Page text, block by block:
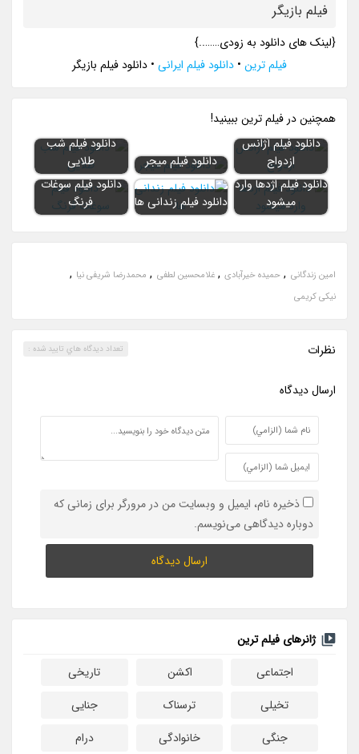
فیلم بازیگر
{لینک های دانلود به زودی……..}
فیلم ترین • دانلود فیلم ایرانی • دانلود فیلم بازیگر
همچنين در فيلم ترين ببينيد!
دانلود فیلم آژانس
ازدواج
دانلود فیلم میجر
دانلود فیلم شب
طلایی
دانلود فیلم اژدها وارد
میشود
دانلود فیلم زندانی ها
دانلود فیلم سوغات
فرنگ
امین زندگانی , حمیده خیرآبادی ,غلامحسین لطفی , محمدرضا شریفی نیا ,
نیکی کریمی
نظرات تعداد ديدگاه هاي تاييد شده :
ارسال ديدگاه
ذخیره نام، ایمیل و وبسایت من در مرورگر برای زمانی که
دوباره دیدگاهی می‌نویسم.
ژانرهای فیلم ترین
اجتماعی
اکشن
تاریخی
تخیلی
ترسناک
جنایی
جنگی
خانوادگی
درام